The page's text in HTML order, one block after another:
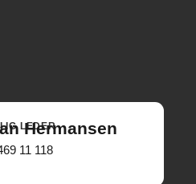
LEDER
Hermansen
11 118